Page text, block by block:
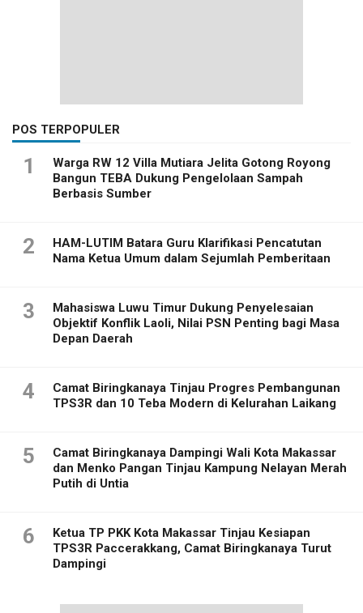
POS TERPOPULER
1
Warga RW 12 Villa Mutiara Jelita Gotong Royong
Bangun TEBA Dukung Pengelolaan Sampah
Berbasis Sumber
2
HAM-LUTIM Batara Guru Klarifikasi Pencatutan
Nama Ketua Umum dalam Sejumlah Pemberitaan
3
Mahasiswa Luwu Timur Dukung Penyelesaian
Objektif Konflik Laoli, Nilai PSN Penting bagi Masa
Depan Daerah
4
Camat Biringkanaya Tinjau Progres Pembangunan
TPS3R dan 10 Teba Modern di Kelurahan Laikang
5
Camat Biringkanaya Dampingi Wali Kota Makassar
dan Menko Pangan Tinjau Kampung Nelayan Merah
Putih di Untia
6
Ketua TP PKK Kota Makassar Tinjau Kesiapan
TPS3R Paccerakkang, Camat Biringkanaya Turut
Dampingi